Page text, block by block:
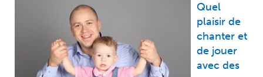
Quel
plaisir de
chanter et
de jouer
avec des